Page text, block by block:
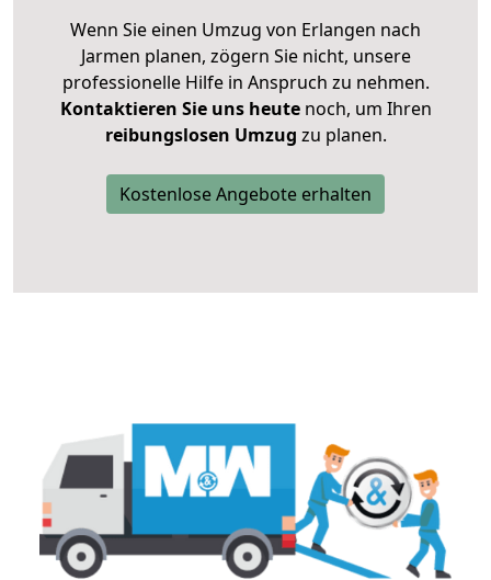
Wenn Sie einen Umzug von Erlangen nach
Jarmen planen, zögern Sie nicht, unsere
professionelle Hilfe in Anspruch zu nehmen.
Kontaktieren Sie uns heutenoch, um Ihren
reibungslosen Umzug zu planen.
Kostenlose Angebote erhalten